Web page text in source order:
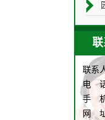
联
联系
电 话
手 机
网